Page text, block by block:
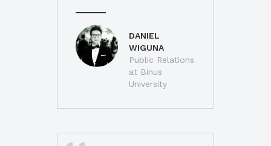
DANIEL
WIGUNA
Public Relations
at Binus
University